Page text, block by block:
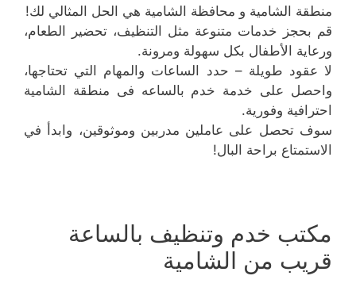
منطقة الشامية و محافظة الشامية هي الحل المثالي لك!
قم بحجز خدمات متنوعة مثل التنظيف، تحضير الطعام،
ورعاية الأطفال بكل سهولة ومرونة.
لا عقود طويلة – حدد الساعات والمهام التي تحتاجها،
واحصل على خدمة خدم بالساعه فى منطقة الشامية
احترافية وفورية.
سوف تحصل على عاملين مدربين وموثوقين، وابدأ في
الاستمتاع براحة البال!
مكتب خدم وتنظيف بالساعة
قريب من الشامية